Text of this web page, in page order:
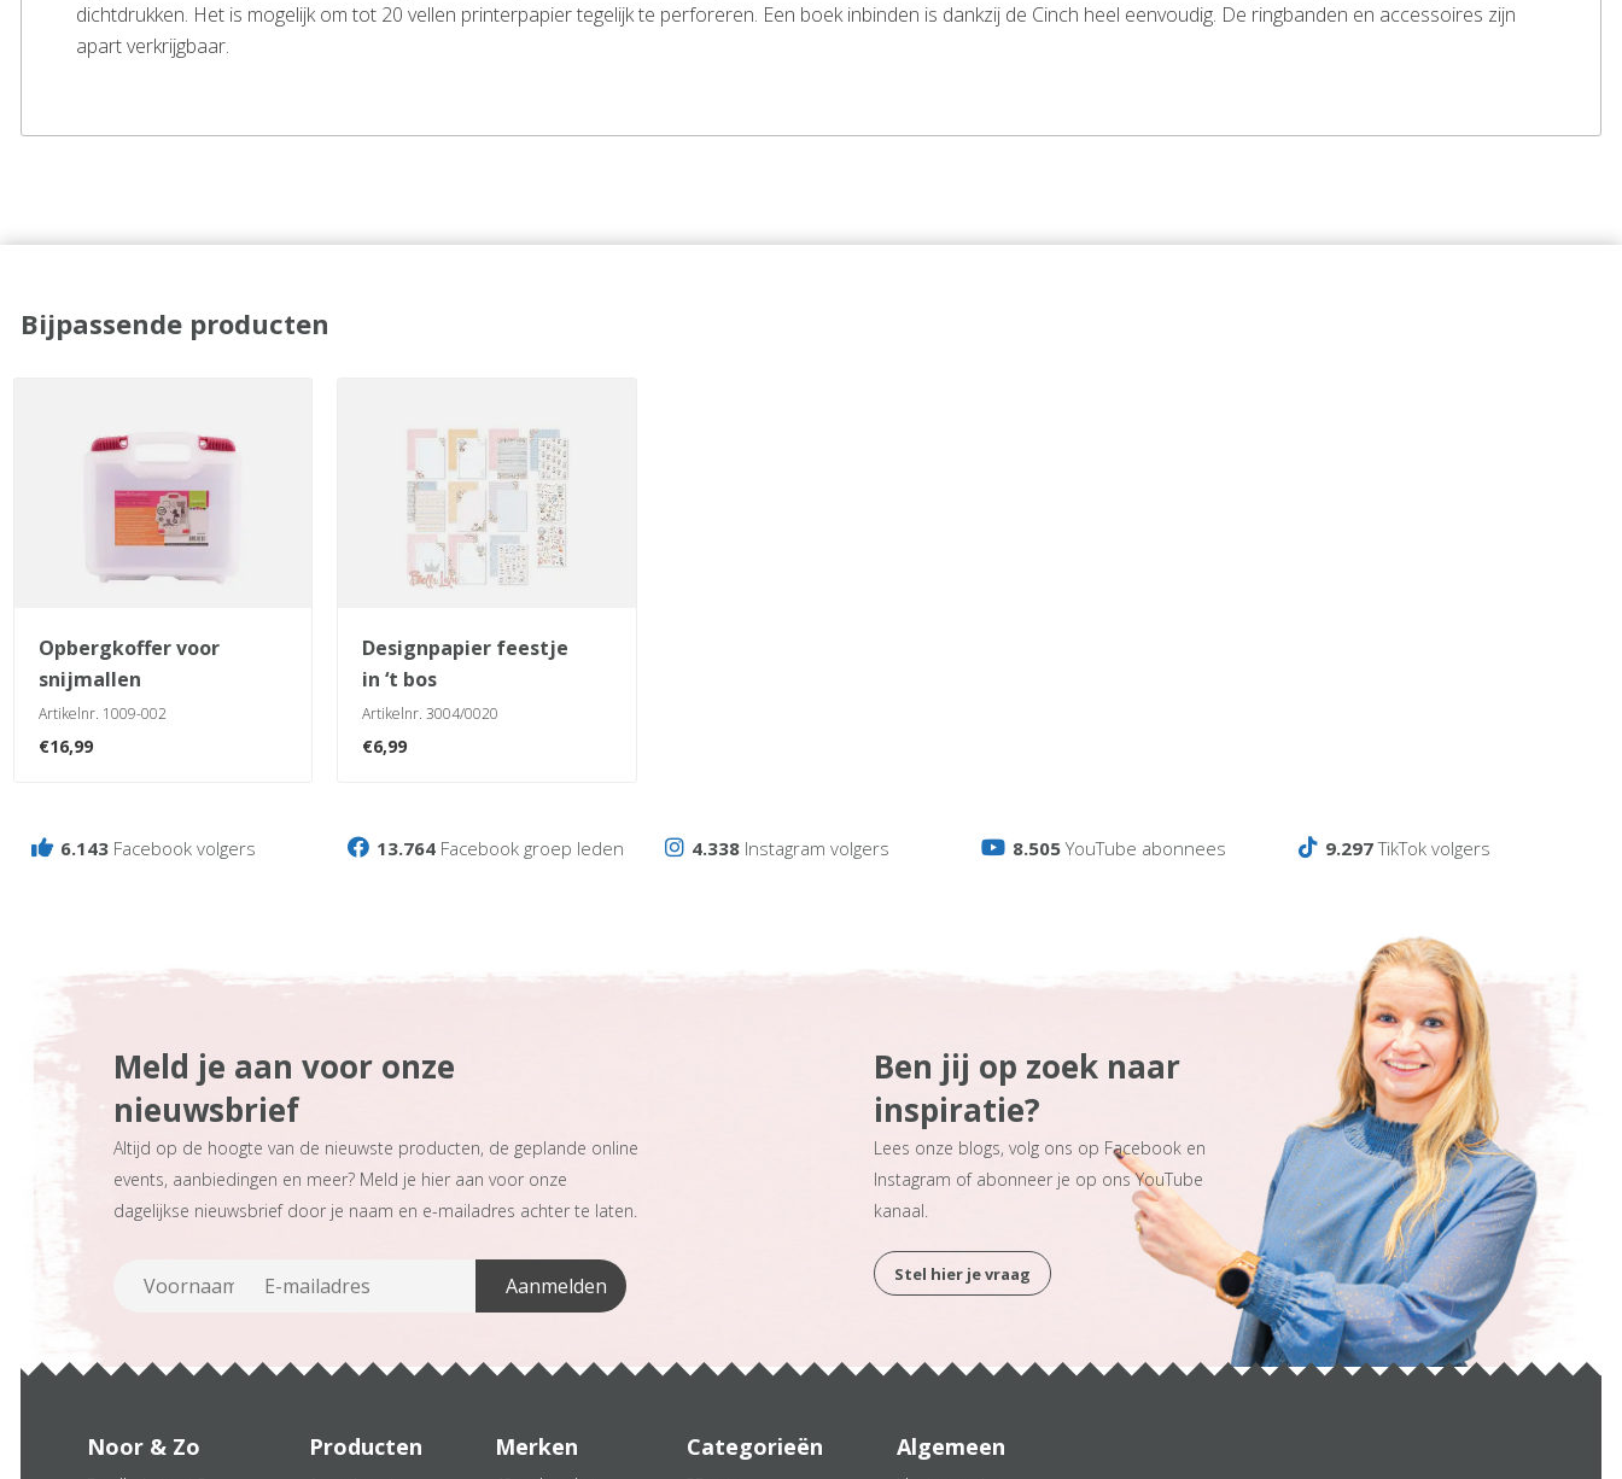
dichtdrukken. Het is mogelijk om tot 20 vellen printerpapier tegelijk te perforeren. Een boek inbinden is dankzij de Cinch heel eenvoudig. De ringbanden en accessoires zijn
apart verkrijgbaar.
Bijpassende producten
opbergkoffer voor
snijmallen
Artikelnr. 1009-002
€16,99
designpapier feestje
in ‘t bos
Artikelnr. 3004/0020
€6,99
6.143 Facebook volgers 13.764 Facebook groep leden 4.338Instagram volgers 8.505YouTube abonnees 9.297TikTok volgers
Meld je aan voor onze
nieuwsbrief
Altijd op de hoogte van de nieuwste producten, de geplande online
events, aanbiedingen en meer? Meld je hier aan voor onze
dagelijkse nieuwsbrief door je naam en e-mailadres achter te laten.
Ben jij op zoek naar
inspiratie?
Lees onze blogs, volg ons op Facebook en
Instagram of abonneer je op ons YouTube
kanaal.
Stel hier je vraag
Noor & Zo Producten Merken Categorieën Algemeen